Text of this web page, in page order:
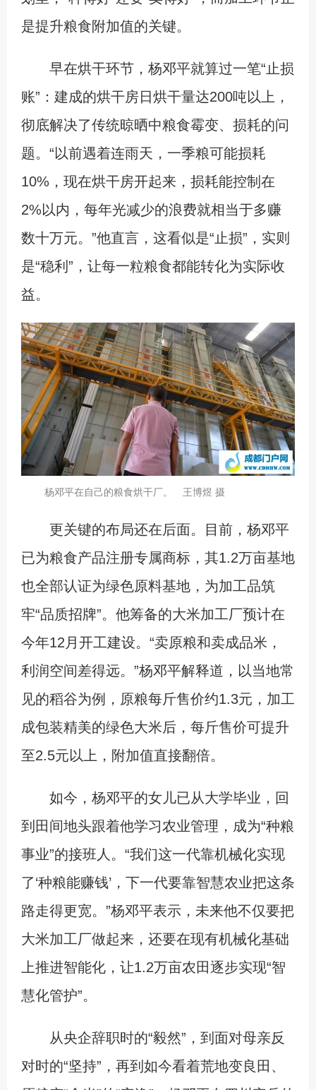
是提升粮食附加值的关键。
早在烘干环节，杨邓平就算过一笔“止损
账”：建成的烘干房日烘干量达200吨以上，
彻底解决了传统晾晒中粮食霉变、损耗的问
题。“以前遇着连雨天，一季粮可能损耗
10%，现在烘干房开起来，损耗能控制在
2%以内，每年光减少的浪费就相当于多赚
数十万元。”他直言，这看似是“止损”，实则
是“稳利”，让每一粒粮食都能转化为实际收
益。
杨邓平在自己的粮食烘干厂。 王博煜 摄
更关键的布局还在后面。目前，杨邓平
已为粮食产品注册专属商标，其1.2万亩基地
也全部认证为绿色原料基地，为加工品筑
牢“品质招牌”。他筹备的大米加工厂预计在
今年12月开工建设。“卖原粮和卖成品米，
利润空间差得远。”杨邓平解释道，以当地常
见的稻谷为例，原粮每斤售价约1.3元，加工
成包装精美的绿色大米后，每斤售价可提升
至2.5元以上，附加值直接翻倍。
如今，杨邓平的女儿已从大学毕业，回
到田间地头跟着他学习农业管理，成为“种粮
事业”的接班人。“我们这一代靠机械化实现
了‘种粮能赚钱’，下一代要靠智慧农业把这条
路走得更宽。”杨邓平表示，未来他不仅要把
大米加工厂做起来，还要在现有机械化基础
上推进智能化，让1.2万亩农田逐步实现“智
慧化管护”。
从央企辞职时的“毅然”，到面对母亲反
对时的“坚持”，再到如今看着荒地变良田、